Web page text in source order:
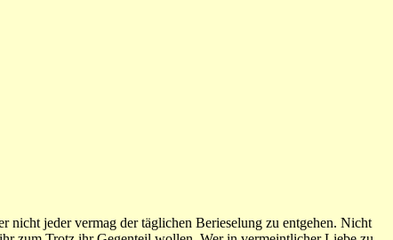
nicht jeder vermag der täglichen Berieselung zu entgehen. Nicht